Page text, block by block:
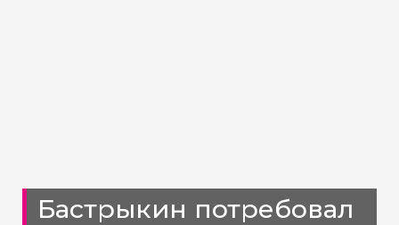
Бастрыкин потребовал